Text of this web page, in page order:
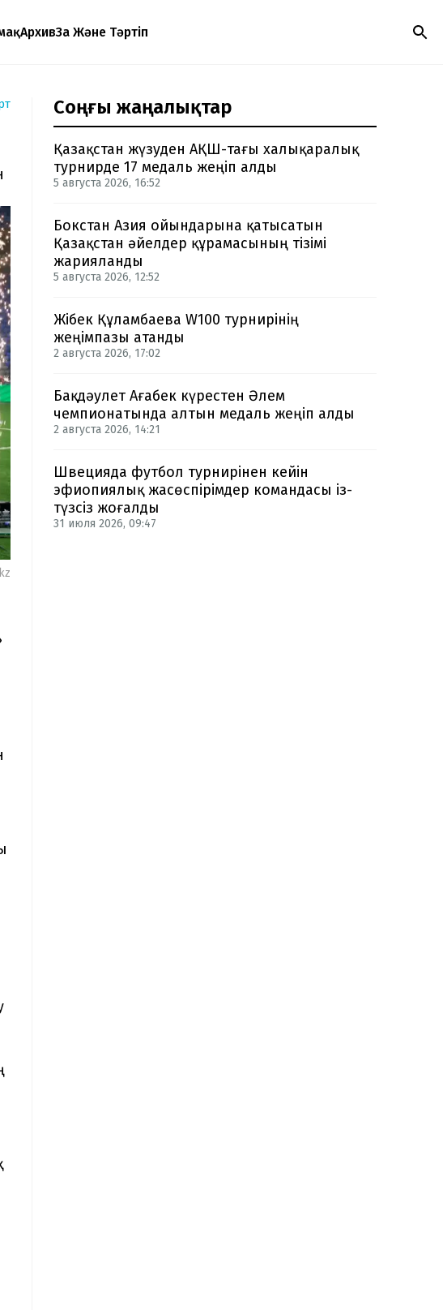
АрхивЗаң Және Тәртіп
Соңғы жаңалықтар
Қазақстан жүзуден АҚШ-тағы халықаралық
турнирде 17 медаль жеңіп алды
5 августа 2026, 16:52
Бокстан Азия ойындарына қатысатын
Қазақстан әйелдер құрамасының тізімі
жарияланды
5 августа 2026, 12:52
Жібек Құламбаева W100 турнирінің
жеңімпазы атанды
2 августа 2026, 17:02
Бақдәулет Ағабек күрестен Әлем
чемпионатында алтын медаль жеңіп алды
2 августа 2026, 14:21
Швецияда футбол турнирінен кейін
эфиопиялық жасөспірімдер командасы із-
түзсіз жоғалды
31 июля 2026, 09:47